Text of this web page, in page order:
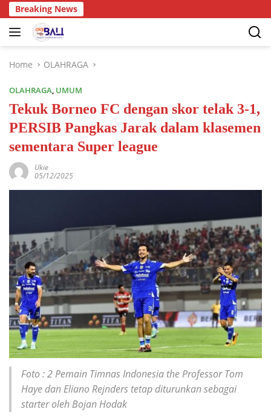
Breaking News
Home OLAHRAGA
OLAHRAGA, UMUM
Tekuk Borneo FC dengan skor telak 3-1,
PERSIB Pangkas Jarak dalam klasemen
sementara Super league
Ukie
05/12/2025
Foto : 2 Pemain Timnas Indonesia the Professor Tom
Haye dan Eliano Rejnders tetap diturunkan sebagai
starter oleh Bojan Hodak